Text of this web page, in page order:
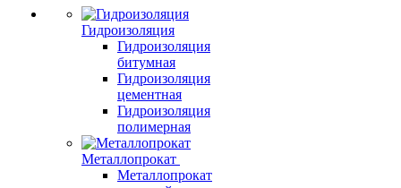
Гидроизоляция
Гидроизоляция
битумная
Гидроизоляция
цементная
Гидроизоляция
полимерная
Металлопрокат
Металлопрокат